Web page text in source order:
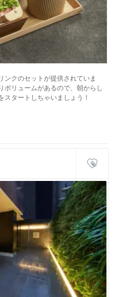
ンクのセットが提供されていま
ボリュームがあるので、朝からし
スタートしちゃいましょう！